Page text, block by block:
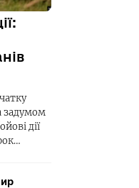
задумом
дії